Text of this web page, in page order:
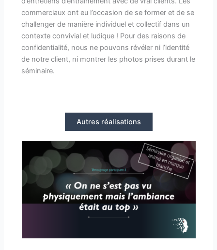
commerciaux ont eu l’occasion de se former et de se
challenger de manière individuel et collectif dans un
contexte convivial et ludique ! Pour des raisons de
confidentialité, nous ne pouvons révéler ni l’identité
de notre client, ni montrer les photos prises durant le
séminaire.
Autres réalisations